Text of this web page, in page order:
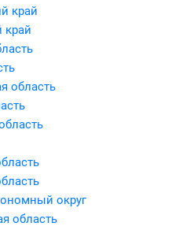
край
край
область
округ
область